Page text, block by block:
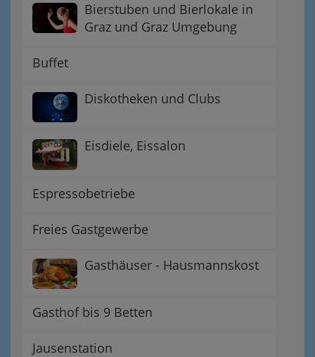
Bierstuben und Bierlokale in
Graz und Graz Umgebung
Buffet
Diskotheken und Clubs
Eisdiele, Eissalon
Espressobetriebe
Freies Gastgewerbe
Gasthäuser - Hausmannskost
Gasthof bis 9 Betten
Jausenstation